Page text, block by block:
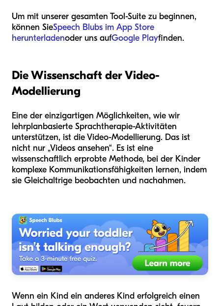
Um mit unserer gesamten Tool-Suite zu beginnen,
können SieSpeech Blubs im App Store
herunterladenoder uns aufGoogle Playfinden.
Die Wissenschaft der Video-
Modellierung
Eine der einzigartigen Möglichkeiten, wie wir
lehrplanbasierte Sprachtherapie-Aktivitäten
unterstützen, ist die Video-Modellierung. Das ist
nicht nur „Videos ansehen“. Es ist eine
wissenschaftlich erprobte Methode, bei der Kinder
komplexe Kommunikationsfähigkeiten lernen, indem
sie Gleichaltrige beobachten und nachahmen.
Wenn ein Kind ein anderes Kind erfolgreich einen